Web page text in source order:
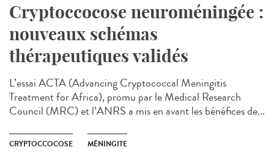
Cryptoccocose neuroméningée :
nouveaux schémas
thérapeutiques validés
L’essai ACTA (Advancing Cryptococcal Meningitis
Treatment for Africa), promu par le Medical Research
Council (MRC) et l’ANRS a mis en avant les bénéfices de...
CRYPTOCCOCOSE MÉNINGITE